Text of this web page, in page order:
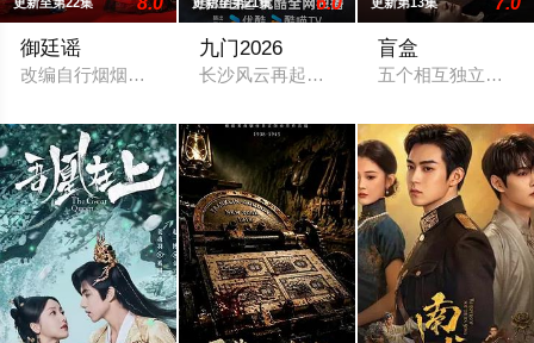
御廷谣
改编自行烟烟的同名小说。孟廷辉，大平王朝有史以来个以女
九门2026
长沙风云再起之时，张启山（陈伟霆 饰
盲盒
五个相互独立，又